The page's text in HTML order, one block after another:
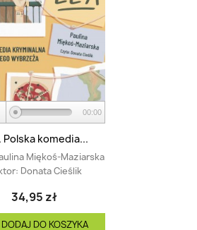
00:00
Polska komedia...
Miękoś-Maziarska
Donata Cieślik
34,95 zł
DODAJ DO KOSZYKA